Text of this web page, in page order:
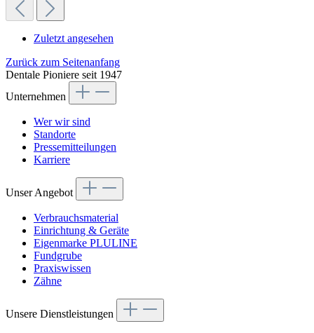
Zuletzt angesehen
Zurück zum Seitenanfang
Dentale Pioniere seit 1947
Unternehmen
Wer wir sind
Standorte
Pressemitteilungen
Karriere
Unser Angebot
Verbrauchsmaterial
Einrichtung & Geräte
Eigenmarke PLULINE
Fundgrube
Praxiswissen
Zähne
Unsere Dienstleistungen